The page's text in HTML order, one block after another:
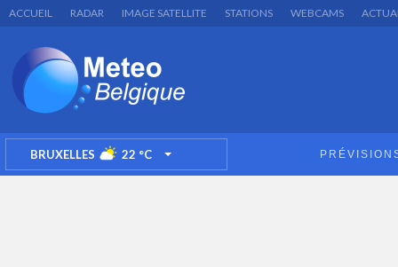
ACCUEIL RADAR IMAGE SATELLITE STATIONS WEBCAMS
BRUXELLES 22 °C TOGGLE DROPDOWN